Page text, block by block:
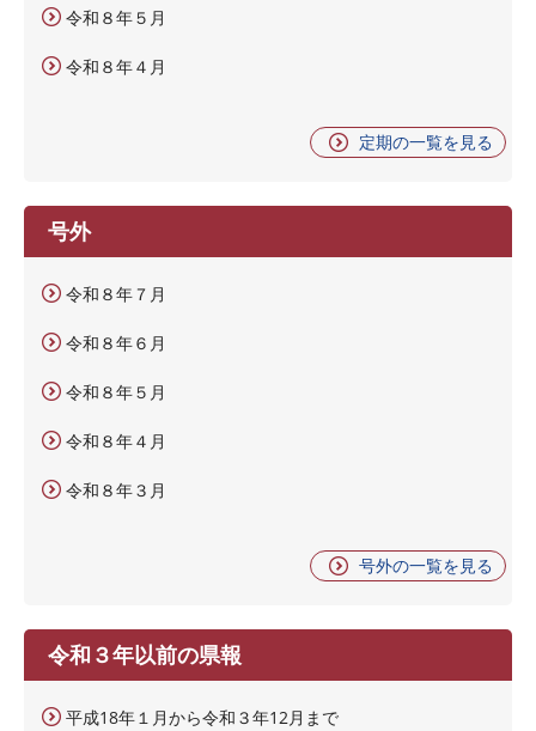
令和８年５月
令和８年４月
定期の一覧を見る
号外
令和８年７月
令和８年６月
令和８年５月
令和８年４月
令和８年３月
号外の一覧を見る
令和３年以前の県報
平成18年１月から令和３年12月まで